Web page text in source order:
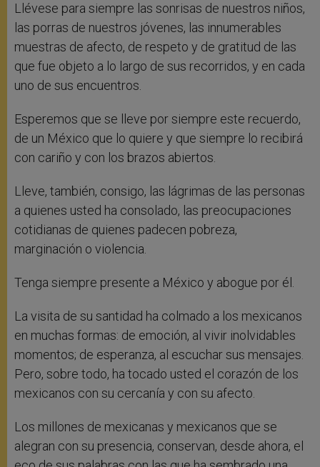
Llévese para siempre las sonrisas de nuestros niños,
las porras de nuestros jóvenes, las innumerables
muestras de afecto, de respeto y de gratitud de las
que fue objeto a lo largo de sus recorridos, y en cada
uno de sus encuentros.
Esperemos que se lleve por siempre este recuerdo,
de un México que lo quiere y que siempre lo recibirá
con cariño y con los brazos abiertos.
Lleve, también, consigo, las lágrimas de las personas
a quienes usted ha consolado, las preocupaciones
cotidianas de quienes padecen pobreza,
marginación o violencia.
Tenga siempre presente a México y abogue por él.
La visita de su santidad ha colmado a los mexicanos
en muchas formas: de emoción, al vivir inolvidables
momentos; de esperanza, al escuchar sus mensajes.
Pero, sobre todo, ha tocado usted el corazón de los
mexicanos con su cercanía y con su afecto.
Los millones de mexicanas y mexicanos que se
alegran con su presencia, conservan, desde ahora, el